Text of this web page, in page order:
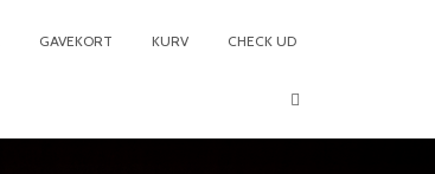
GAVEKORT KURV CHECK UD